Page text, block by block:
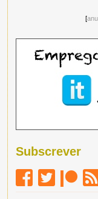
[
Subscrever